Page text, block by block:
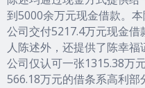
到5000余万元现金借款。
公司交付5217.4万元现金
人陈述外，还提供了陈幸
公司仅认可一张1315.38万
566.18万元的借条系高利